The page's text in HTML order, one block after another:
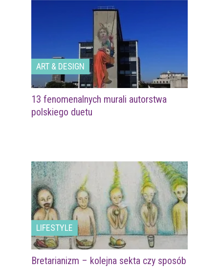
ART & DESIGN
13 fenomenalnych murali autorstwa
polskiego duetu
LIFESTYLE
Bretarianizm – kolejna sekta czy sposób